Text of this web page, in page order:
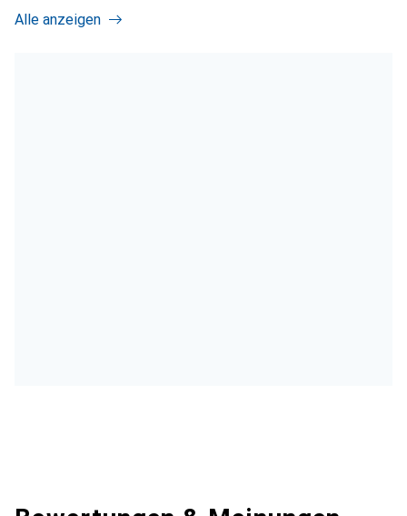
Alle anzeigen